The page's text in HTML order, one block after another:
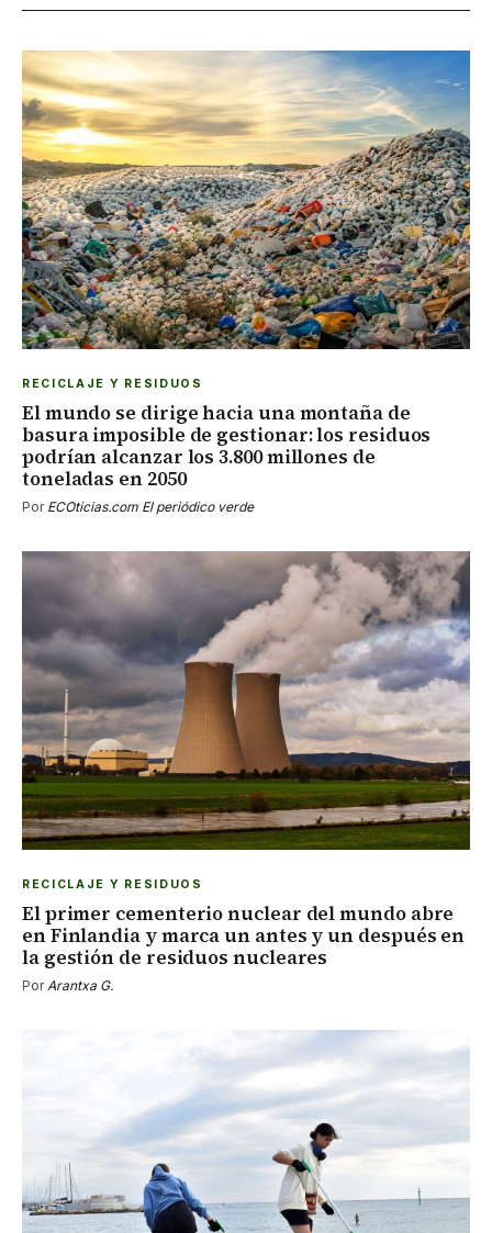
RECICLAJE Y RESIDUOS
El mundo se dirige hacia una montaña de
basura imposible de gestionar: los residuos
podrían alcanzar los 3.800 millones de
toneladas en 2050
Por ECOticias.com El periódico verde
RECICLAJE Y RESIDUOS
El primer cementerio nuclear del mundo abre
en Finlandia y marca un antes y un después en
la gestión de residuos nucleares
Por Arantxa G.